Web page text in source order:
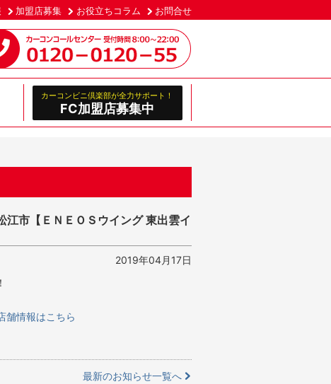
加盟店募集 お役立ちコラム お問合せ
カーコンビニ倶楽部が全力サポート！
FC加盟店募集中
市【ＥＮＥＯＳウイング 東出雲イ
2019年04月17日
舗情報はこちら
最新のお知らせ一覧へ